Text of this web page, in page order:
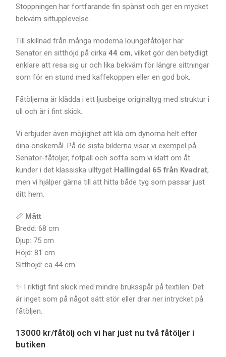
Stoppningen har fortfarande fin spänst och ger en mycket
bekväm sittupplevelse.
Till skillnad från många moderna loungefåtöljer har
Senator en sitthöjd på cirka44 cm, vilket gör den betydligt
enklare att resa sig ur och lika bekväm för längre sittningar
som för en stund med kaffekoppen eller en god bok.
Fåtöljerna är klädda i ett ljusbeige originaltyg med struktur i
ull och är i fint skick.
Vi erbjuder även möjlighet att klä om dynorna helt efter
dina önskemål. På de sista bilderna visar vi exempel på
Senator-fåtöljer, fotpall och soffa som vi klätt om åt
kunder i det klassiska ulltyget Hallingdal 65 från Kvadrat,
men vi hjälper gärna till att hitta både tyg som passar just
ditt hem.
📏 Mått
Bredd: 68 cm
Djup: 75 cm
Höjd: 81 cm
Sitthöjd: ca 44 cm
✨ I riktigt fint skick med mindre bruksspår på textilen. Det
är inget som på något sätt stör eller drar ner intrycket på
fåtöljen.
13000 kr/fåtölj och vi har just nu två fåtöljer i
butiken